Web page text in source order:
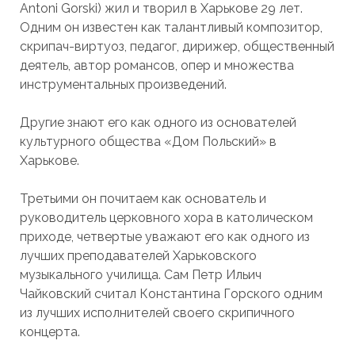
Antoni Gorski) жил и творил в Харькове 29 лет.
Одним он известен как талантливый композитор,
скрипач-виртуоз, педагог, дирижер, общественный
деятель, автор романсов, опер и множества
инструментальных произведений.
Другие знают его как одного из основателей
культурного общества «Дом Польский» в
Харькове.
Третьими он почитаем как основатель и
руководитель церковного хора в католическом
приходе, четвертые уважают его как одного из
лучших преподавателей Харьковского
музыкального училища. Сам Петр Ильич
Чайковский считал Константина Горского одним
из лучших исполнителей своего скрипичного
концерта.